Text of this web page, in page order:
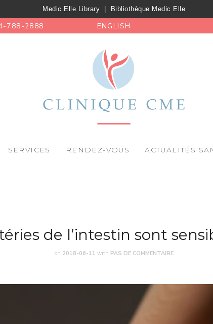
Medic Elle Library Bibliothèque Medic Elle
788-2888 ENGLISH
SERVICES RENDEZ-VOUS ACTUALITÉS
de l’intestin sont
on 2018-06-11 with PAS DE COMMENTAIRE